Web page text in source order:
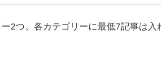
2つ。各カテゴリーに最低7記事は入